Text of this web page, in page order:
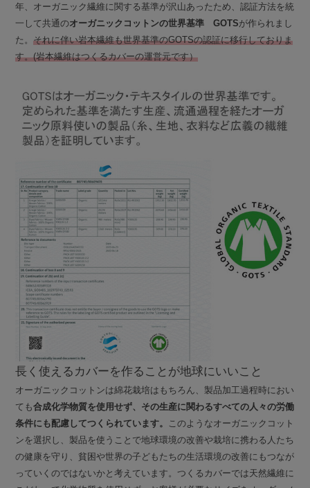
年、オーガニック繊維に関する基準が沢山あったため、認証方法を統
一して共通のオーガニックコットンの世界基準 GOTSが作られまし
た。それに伴い岩本繊維も世界基準のGOTSの認証に移行しておりま
す。(岩本繊維はつくるカバーの運営元です）
長く使えるカバーを作ることが地球にいいこと
オーガニックコットンは綿花栽培はもちろん、製品加工過程時におい
ても合成化学物質を使用せず、その生産に関わるすべての人々の労働
条件にも配慮してつくられています。
このようなオーガニックコット
ンを選択し、製品を使うことで地球環境の改善や栽培に携わる人たち
の健康を守り、貧困や世界の子どもたちの生活環境の改善にもつなが
っていくのではないかと考えています。つくるカバーでは天然繊維に